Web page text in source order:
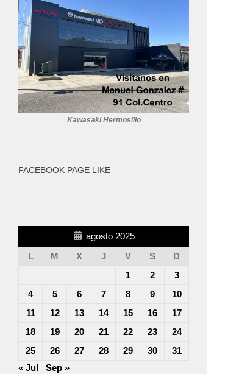
Kawasaki Hermosillo
FACEBOOK PAGE LIKE
agosto 2025
L
M X J V S
D
1
2
3
4
5 6 7 8 9
10
11
12 13 14 15 16
17
18
19 20 21 22 23
24
25
26 27 28 29 30
31
« Jul
Sep »